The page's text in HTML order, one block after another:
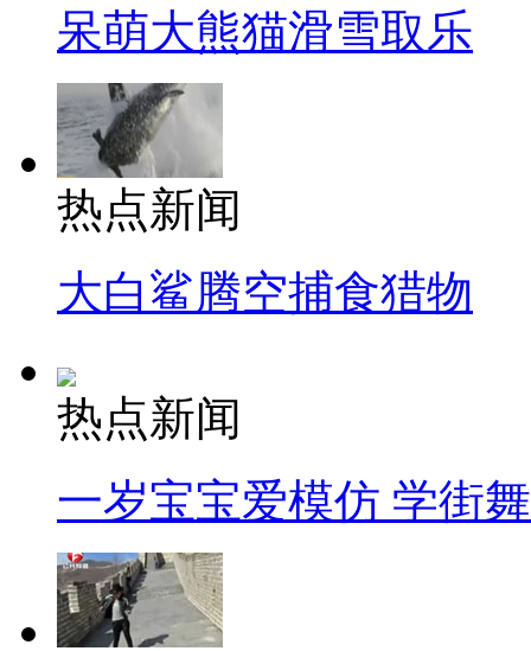
呆萌大熊猫滑雪取乐
热点新闻
大白鲨腾空捕食猎物
热点新闻
一岁宝宝爱模仿 学街